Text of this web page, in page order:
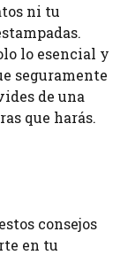
ni tu
lo esencial y
seguramente
de una
que harás.
consejos
en tu